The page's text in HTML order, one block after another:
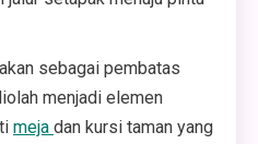
sebagai pembatas
menjadi elemen
meja dan kursi taman yang